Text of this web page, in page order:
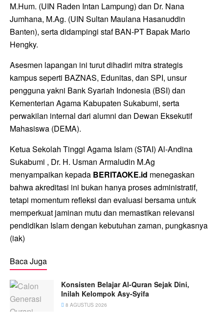
M.Hum. (UIN Raden Intan Lampung) dan Dr. Nana
Jumhana, M.Ag. (UIN Sultan Maulana Hasanuddin
Banten), serta didampingi staf BAN-PT Bapak Mario
Hengky.
Asesmen lapangan ini turut dihadiri mitra strategis
kampus seperti BAZNAS, Edunitas, dan SPI, unsur
pengguna yakni Bank Syariah Indonesia (BSI) dan
Kementerian Agama Kabupaten Sukabumi, serta
perwakilan internal dari alumni dan Dewan Eksekutif
Mahasiswa (DEMA).
Ketua Sekolah Tinggi Agama Islam (STAI) Al-Andina
Sukabumi , Dr. H. Usman Armaludin M.Ag
menyampaikan kepada BERITAOKE.id menegaskan
bahwa akreditasi ini bukan hanya proses administratif,
tetapi momentum refleksi dan evaluasi bersama untuk
memperkuat jaminan mutu dan memastikan relevansi
pendidikan Islam dengan kebutuhan zaman, pungkasnya
(iak)
Baca Juga
Konsisten Belajar Al-Quran Sejak Dini,
Inilah Kelompok Asy-Syifa
8 AGUSTUS 2026